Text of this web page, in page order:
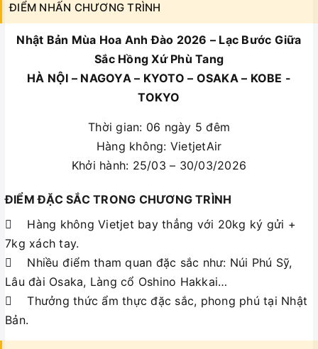
ĐIỂM NHẤN CHƯƠNG TRÌNH
Nhật Bản Mùa Hoa Anh Đào 2026 – Lạc Bước Giữa
Sắc Hồng Xứ Phù Tang
HÀ NỘI – NAGOYA – KYOTO – OSAKA – KOBE -
TOKYO
Thời gian: 06 ngày 5 đêm
Hàng không: VietjetAir
Khởi hành: 25/03 – 30/03/2026
ĐIỂM ĐẶC SẮC TRONG CHƯƠNG TRÌNH
 Hàng không Vietjet bay thẳng với 20kg ký gửi +
7kg xách tay.
 Nhiều điểm tham quan đặc sắc như: Núi Phú Sỹ,
Lâu đài Osaka, Làng cổ Oshino Hakkai…
 Thưởng thức ẩm thực đặc sắc, phong phú tại Nhật
Bản.